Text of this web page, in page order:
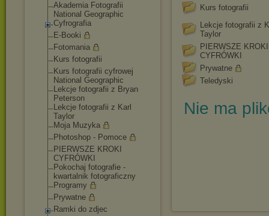
Akademia Fotografii
National Geographic
Cyfrografia
E-Booki
Fotomania
Kurs fotografii
Kurs fotografii cyfrowej
National Geographic
Lekcje fotografii z Bryan
Peterson
Lekcje fotografii z Karl
Taylor
Moja Muzyka
Photoshop - Pomoce
PIERWSZE KROKI
CYFRÓWKI
Pokochaj fotografie -
kwartalnik fotograficzny
Programy
Prywatne
Ramki do zdjec
Kurs fotografii
Lekcje fotografii z
Taylor
PIERWSZE KROKI
CYFRÓWKI
Prywatne
Teledyski
Nie ma